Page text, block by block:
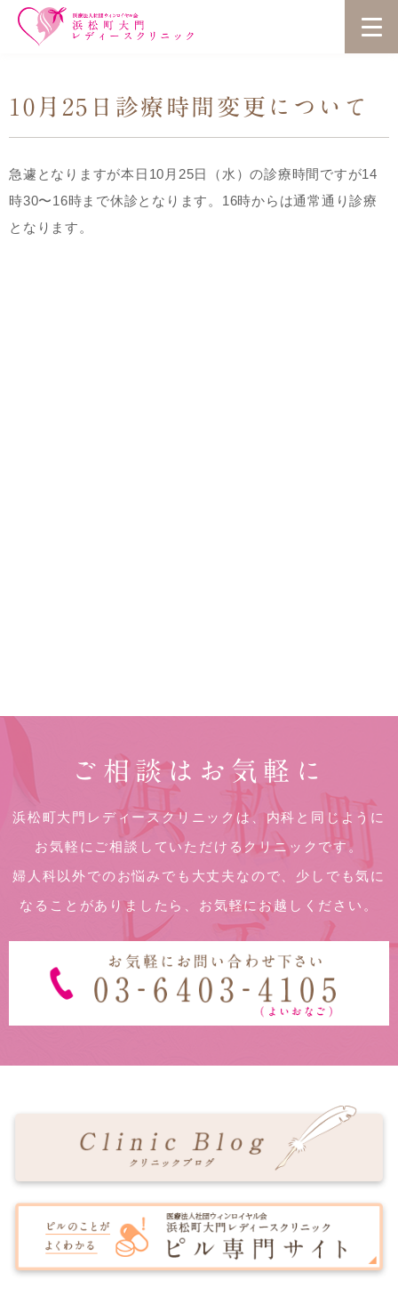
10月25日診療時間変更について
急遽となりますが本日10月25日（水）の診療時間ですが14
時30〜16時まで休診となります。16時からは通常通り診療
となります。
ご相談はお気軽に
浜松町大門レディースクリニックは、内科と同じように
お気軽にご相談していただけるクリニックです。
婦人科以外でのお悩みでも大丈夫なので、少しでも気に
なることがありましたら、お気軽にお越しください。